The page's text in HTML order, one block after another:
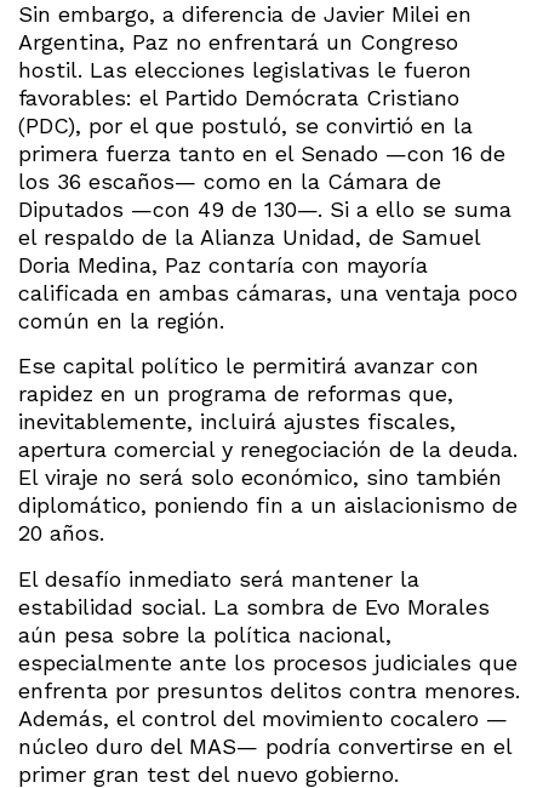
Sin embargo, a diferencia de Javier Milei en
Argentina, Paz no enfrentará un Congreso
hostil. Las elecciones legislativas le fueron
favorables: el Partido Demócrata Cristiano
(PDC), por el que postuló, se convirtió en la
primera fuerza tanto en el Senado —con 16 de
los 36 escaños— como en la Cámara de
Diputados —con 49 de 130—. Si a ello se suma
el respaldo de la Alianza Unidad, de Samuel
Doria Medina, Paz contaría con mayoría
calificada en ambas cámaras, una ventaja poco
común en la región.
Ese capital político le permitirá avanzar con
rapidez en un programa de reformas que,
inevitablemente, incluirá ajustes fiscales,
apertura comercial y renegociación de la deuda.
El viraje no será solo económico, sino también
diplomático, poniendo fin a un aislacionismo de
20 años.
El desafío inmediato será mantener la
estabilidad social. La sombra de Evo Morales
aún pesa sobre la política nacional,
especialmente ante los procesos judiciales que
enfrenta por presuntos delitos contra menores.
Además, el control del movimiento cocalero —
núcleo duro del MAS— podría convertirse en el
primer gran test del nuevo gobierno.